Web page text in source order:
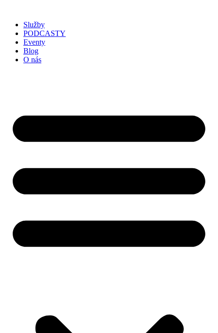
Služby
PODCASTY
Eventy
Blog
O nás